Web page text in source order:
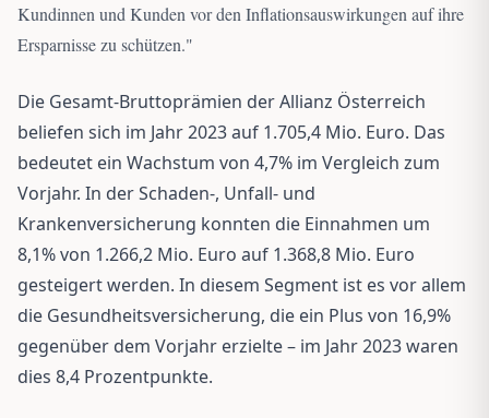
Kundinnen und Kunden vor den Inflationsauswirkungen auf ihre
Ersparnisse zu schützen."
Die Gesamt-Bruttoprämien der Allianz Österreich
beliefen sich im Jahr 2023 auf 1.705,4 Mio. Euro. Das
bedeutet ein Wachstum von 4,7% im Vergleich zum
Vorjahr. In der Schaden-, Unfall- und
Krankenversicherung konnten die Einnahmen um
8,1% von 1.266,2 Mio. Euro auf 1.368,8 Mio. Euro
gesteigert werden. In diesem Segment ist es vor allem
die Gesundheitsversicherung, die ein Plus von 16,9%
gegenüber dem Vorjahr erzielte – im Jahr 2023 waren
dies 8,4 Prozentpunkte.